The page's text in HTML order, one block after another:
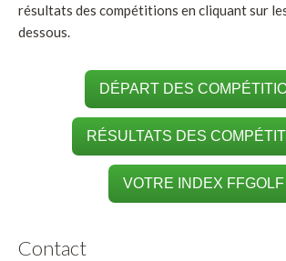
résultats des compétitions en cliquant sur
dessous.
DÉPART DES
RÉSULTATS DES
VOTRE INDEX FFGOLF
Contact